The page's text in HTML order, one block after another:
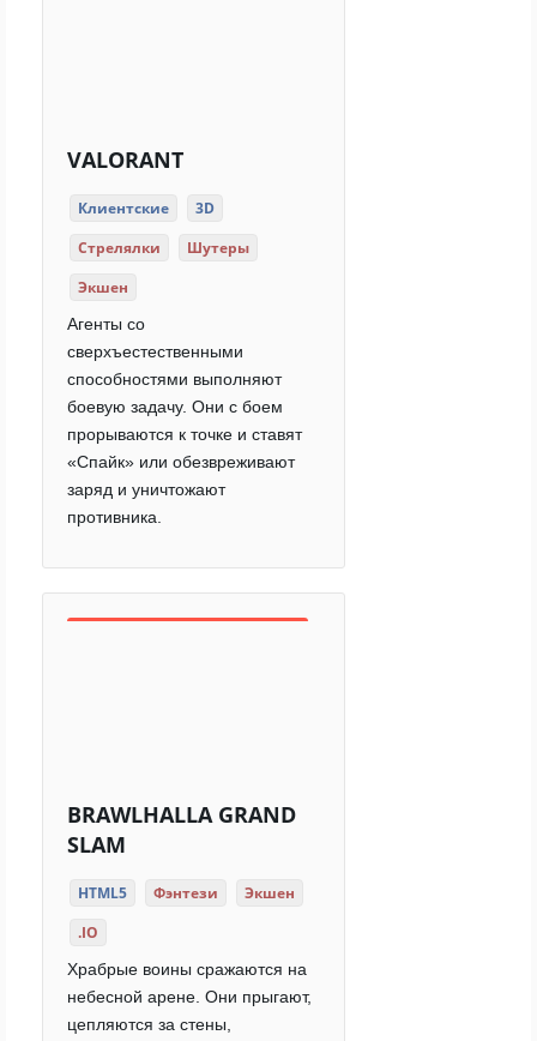
VALORANT
Клиентские
3D
Стрелялки
Шутеры
Экшен
Агенты со
сверхъестественными
способностями выполняют
боевую задачу. Они с боем
прорываются к точке и ставят
«Спайк» или обезвреживают
заряд и уничтожают
противника.
BRAWLHALLA GRAND
SLAM
HTML5 Фэнтези
Экшен
.IO
Храбрые воины сражаются на
небесной арене. Они прыгают,
цепляются за стены,